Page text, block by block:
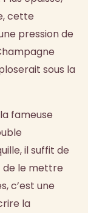
cette
pression de
sous la
fameuse
il suffit de
de le mettre
c’est une
la